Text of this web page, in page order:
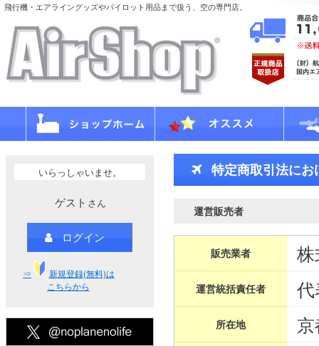
飛行機・エアライングッズやパイロット用品まで扱う、空の専門店。
いらっしゃいませ。
ゲスト さん
ログイン
⇒
新規登録(無料)は
こちらから
特定商取引法にお
運営販売者
販売業者
運営統括責任者
所在地